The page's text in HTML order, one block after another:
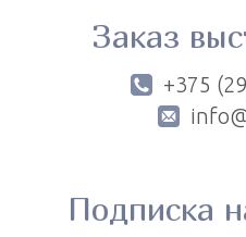
Заказ
+375
Подписка